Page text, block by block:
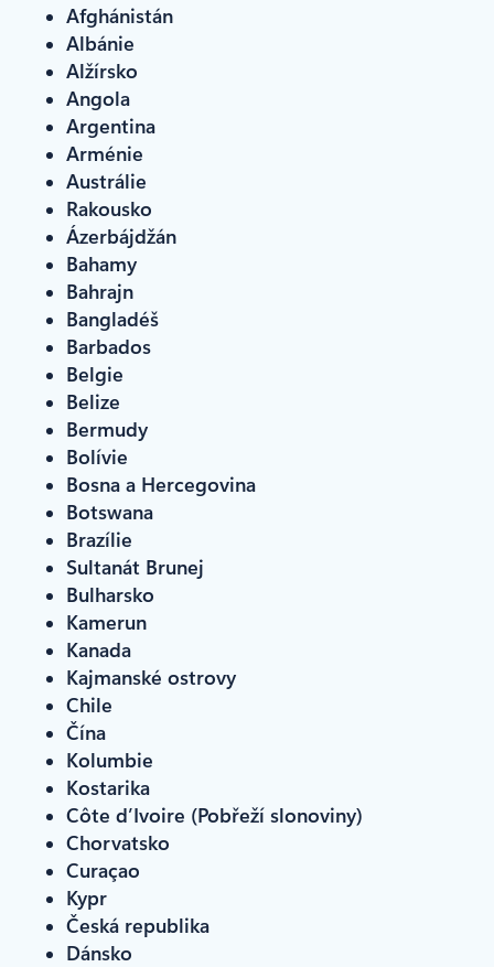
Afghánistán
Albánie
Alžírsko
Angola
Argentina
Arménie
Austrálie
Rakousko
Ázerbájdžán
Bahamy
Bahrajn
Bangladéš
Barbados
Belgie
Belize
Bermudy
Bolívie
Bosna a Hercegovina
Botswana
Brazílie
Sultanát Brunej
Bulharsko
Kamerun
Kanada
Kajmanské ostrovy
Chile
Čína
Kolumbie
Kostarika
Côte d’Ivoire (Pobřeží slonoviny)
Chorvatsko
Curaçao
Kypr
Česká republika
Dánsko